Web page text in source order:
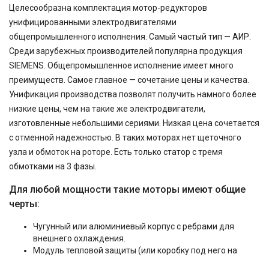
Целесообразна комплектация мотор-редукторов
унифицированными электродвигателями
общепромышленного исполнения. Самый частый тип — АИР.
Среди зарубежных производителей популярна продукция
SIEMENS. Общепромышленное исполнение имеет много
преимуществ. Самое главное — сочетание цены и качества.
Унификация производства позволят получить намного более
низкие цены, чем на такие же электродвигатели,
изготовленные небольшими сериями. Низкая цена сочетается
с отменной надежностью. В таких моторах нет щеточного
узла и обмоток на роторе. Есть только статор с тремя
обмотками на 3 фазы.
Для любой мощности такие моторы имеют общие
черты:
Чугунный или алюминиевый корпус с ребрами для
внешнего охлаждения.
Модуль тепловой защиты (или коробку под него на